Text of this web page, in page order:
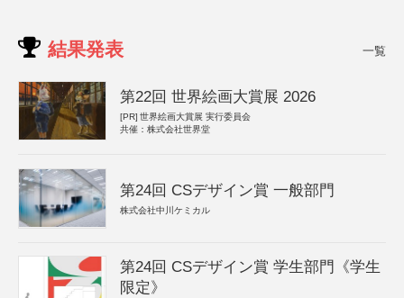
結果発表 一覧
第22回 世界絵画大賞展 2026
[PR] 世界絵画大賞展 実行委員会
共催：株式会社世界堂
第24回 CSデザイン賞 一般部門
株式会社中川ケミカル
第24回 CSデザイン賞 学生部門《学生
限定》